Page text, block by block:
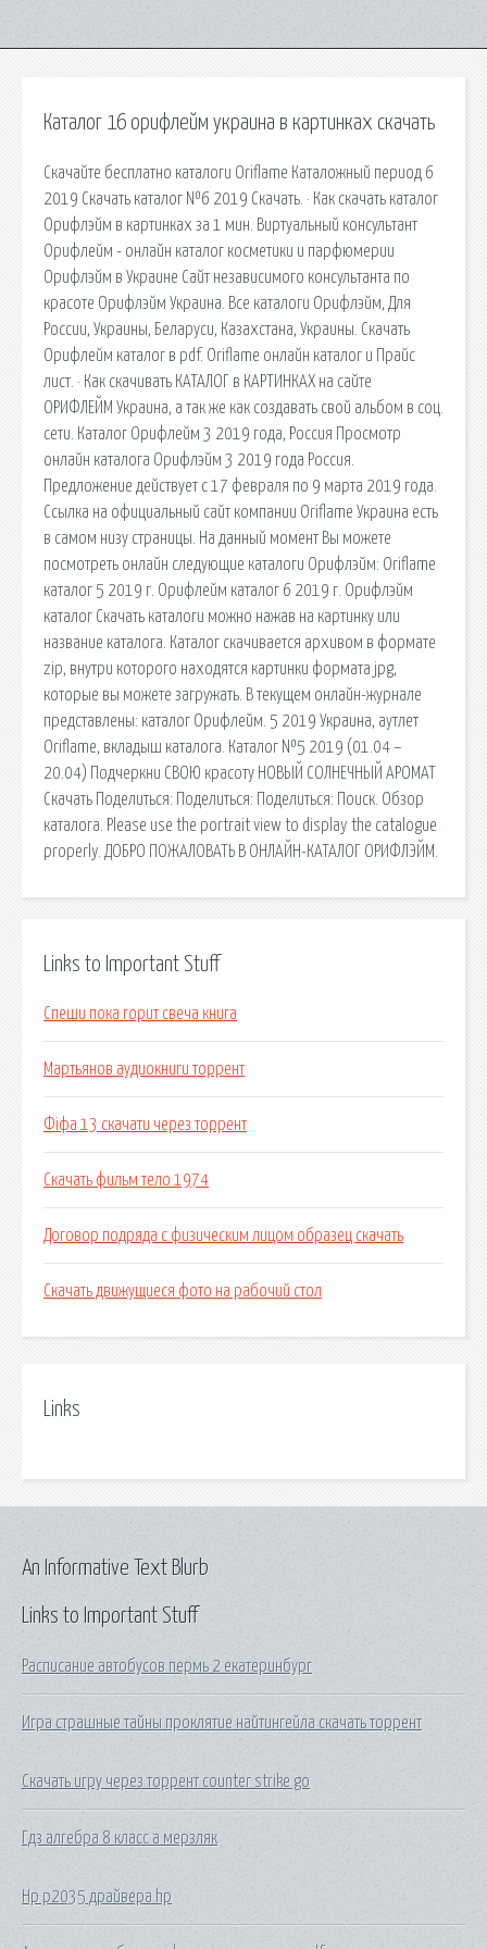
Каталог 16 орифлейм украина в картинках скачать
Скачайте бесплатно каталоги Oriflame Каталожный период 6
2019 Скачать каталог №6 2019 Скачать. · Как скачать каталог
Орифлэйм в картинках за 1 мин. Виртуальный консультант
Орифлейм - онлайн каталог косметики и парфюмерии
Орифлэйм в Украине Сайт независимого консультанта по
красоте Орифлэйм Украина. Все каталоги Орифлэйм, Для
России, Украины, Беларуси, Казахстана, Украины. Скачать
Орифлейм каталог в pdf. Oriflame онлайн каталог и Прайс
лист. · Как скачивать КАТАЛОГ в КАРТИНКАХ на сайте
ОРИФЛЕЙМ Украина, а так же как создавать свой альбом в соц.
сети. Каталог Орифлейм 3 2019 года, Россия Просмотр
онлайн каталога Орифлэйм 3 2019 года Россия.
Предложение действует с 17 февраля по 9 марта 2019 года.
Ссылка на официальный сайт компании Oriflame Украина есть
в самом низу страницы. На данный момент Вы можете
посмотреть онлайн следующие каталоги Орифлэйм: Oriflame
каталог 5 2019 г. Орифлейм каталог 6 2019 г. Орифлэйм
каталог Скачать каталоги можно нажав на картинку или
название каталога. Каталог скачивается архивом в формате
zip, внутри которого находятся картинки формата jpg,
которые вы можете загружать. В текущем онлайн-журнале
представлены: каталог Орифлейм. 5 2019 Украина, аутлет
Oriflame, вкладыш каталога. Каталог №5 2019 (01.04 –
20.04) Подчеркни СВОЮ красоту НОВЫЙ СОЛНЕЧНЫЙ АРОМАТ
Скачать Поделиться: Поделиться: Поделиться: Поиск. Обзор
каталога. Please use the portrait view to display the catalogue
properly. ДОБРО ПОЖАЛОВАТЬ В ОНЛАЙН-КАТАЛОГ ОРИФЛЭЙМ.
Links to Important Stuff
Спеши пока горит свеча книга
Мартьянов аудиокниги торрент
Фіфа 13 скачати через торрент
Скачать фильм тело 1974
Договор подряда с физическим лицом образец скачать
Скачать движущиеся фото на рабочий стол
Links
Links to Important Stuff
Расписание автобусов пермь 2 екатеринбург
Игра страшные тайны проклятие найтингейла скачать торрент
Скачать игру через торрент counter strike go
Гдз алгебра 8 класс а мерзляк
Hp p2035 драйвера hp
An Informative Text Blurb